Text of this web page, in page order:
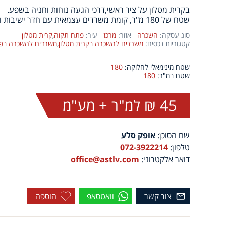
בקרית מטלון על ציר ראשי,דרכי הגעה נוחות וחניה בשפע.
שטח של 180 מ"ר, קומת משרדים עצמאית עם חדר ישיבות ועמדת מזכירות.
סוג עסקה: השכרה אזור: מרכז עיר: פתח תקוה,קרית מטלון
קטגוריות נכסים: משרדים להשכרה בקרית מטלון,משרדים להשכרה
שטח מינימאלי לחלוקה: 180
שטח במ"ר: 180
45 ₪ למ"ר + מע"מ
שם הסוכן: אופק סלע
טלפון: 072-3922214
דואר אלקטרוני: office@astlv.com
צור קשר וואטסאפ הוספה